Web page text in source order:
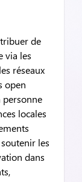
de
via les
réseaux
open
personne
locales
les
dans